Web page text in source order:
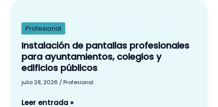
Profesional
Instalación de pantallas profesionales
para ayuntamientos, colegios y
edificios públicos
julio 28, 2026 / Profesional
pantallas
profesionales
para
ayuntamientos,
y
edificios
Leer entrada »